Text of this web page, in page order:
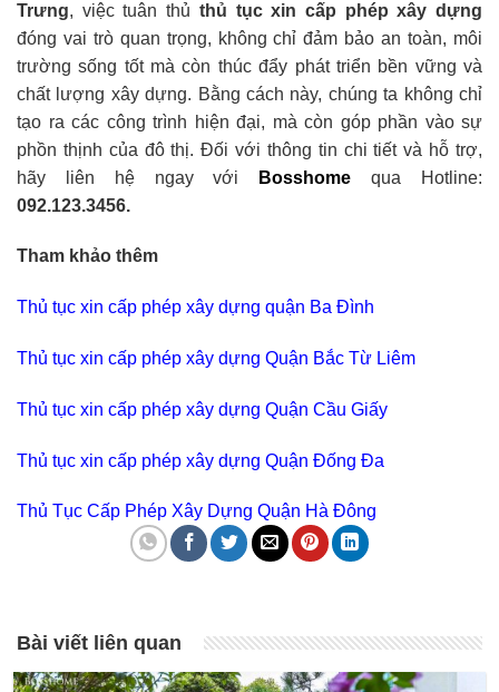
Trưng, việc tuân thủ thủ tục xin cấp phép xây dựng
đóng vai trò quan trọng, không chỉ đảm bảo an toàn, môi
trường sống tốt mà còn thúc đẩy phát triển bền vững và
chất lượng xây dựng. Bằng cách này, chúng ta không chỉ
tạo ra các công trình hiện đại, mà còn góp phần vào sự
phồn thịnh của đô thị. Đối với thông tin chi tiết và hỗ trợ,
hãy liên hệ ngay với Bosshome qua Hotline:
092.123.3456.
Tham khảo thêm
Thủ tục xin cấp phép xây dựng quận Ba Đình
Thủ tục xin cấp phép xây dựng Quận Bắc Từ Liêm
Thủ tục xin cấp phép xây dựng Quận Cầu Giấy
Thủ tục xin cấp phép xây dựng Quận Đống Đa
Thủ Tục Cấp Phép Xây Dựng Quận Hà Đông
Bài viết liên quan